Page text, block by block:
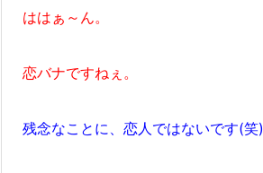
ははぁ～ん。
恋バナですねぇ。
残念なことに、恋人ではないです(笑)